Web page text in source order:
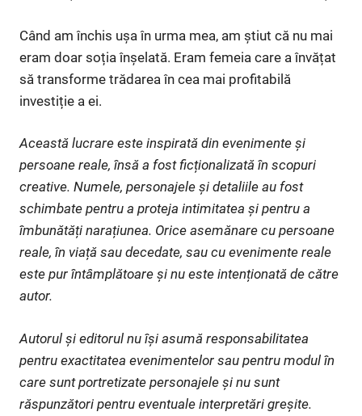
Când am închis ușa în urma mea, am știut că nu mai
eram doar soția înșelată. Eram femeia care a învățat
să transforme trădarea în cea mai profitabilă
investiție a ei.
Această lucrare este inspirată din evenimente și
persoane reale, însă a fost ficționalizată în scopuri
creative. Numele, personajele și detaliile au fost
schimbate pentru a proteja intimitatea și pentru a
îmbunătăți narațiunea. Orice asemănare cu persoane
reale, în viață sau decedate, sau cu evenimente reale
este pur întâmplătoare și nu este intenționată de către
autor.
Autorul și editorul nu își asumă responsabilitatea
pentru exactitatea evenimentelor sau pentru modul în
care sunt portretizate personajele și nu sunt
răspunzători pentru eventuale interpretări greșite.